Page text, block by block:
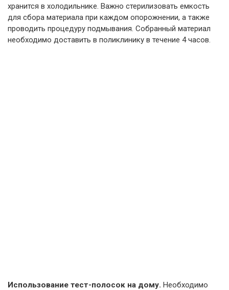
хранится в холодильнике. Важно стерилизовать емкость
для сбора материала при каждом опорожнении, а также
проводить процедуру подмывания. Собранный материал
необходимо доставить в поликлинику в течение 4 часов.
Использование тест-полосок на дому. Необходимо